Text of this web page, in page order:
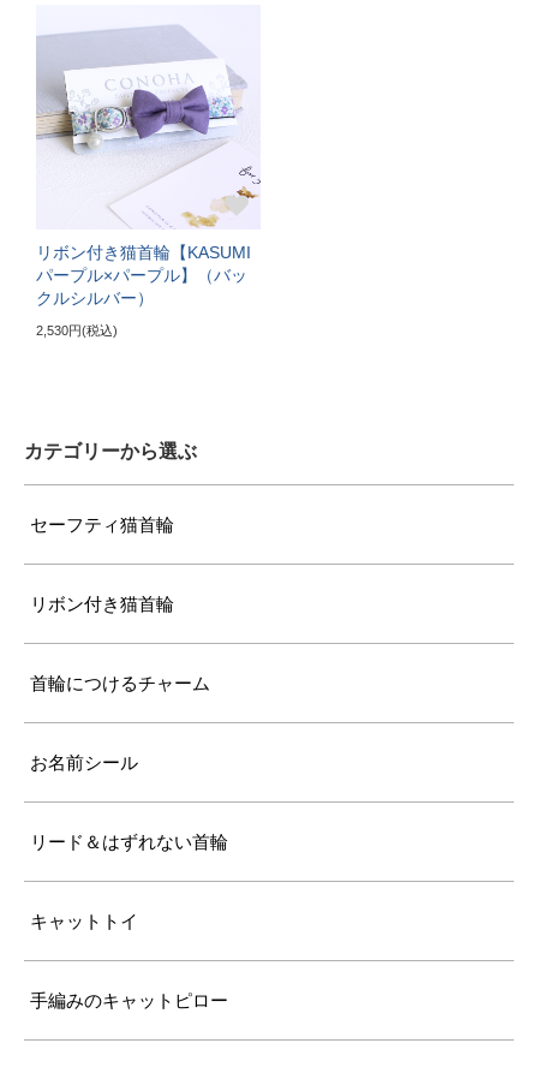
ぴったり測った首まわり（25cm～）
首輪サイズ（+10cm特注）
サイズの目安（7kg超えの大型の成猫）
リボン付き猫首輪【KASUMI
パープル×パープル】（バッ
クルシルバー）
2,530円(税込)
カテゴリーから選ぶ
セーフティ猫首輪
リボン付き猫首輪
首輪につけるチャーム
お名前シール
リード＆はずれない首輪
キャットトイ
手編みのキャットピロー